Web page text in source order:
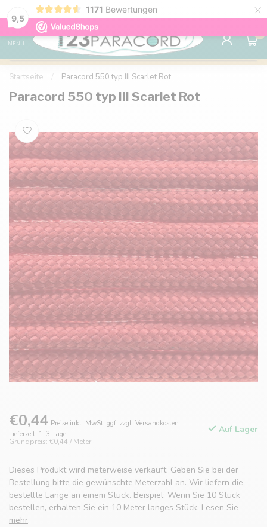
9,5
1171 Bewertungen ×
Kostenlose Lieferung nach Hause ab 150 €
MENU
0
Startseite Paracord 550 typ III Scarlet Rot
Paracord 550 typ III Scarlet Rot
€0,44 Preise inkl. MwSt. ggf. zzgl. Versandkosten.
Lieferzeit: 1-3 Tage
Grundpreis: €0,44 / Meter
Auf Lager
Dieses Produkt wird meterweise verkauft. Geben Sie bei der
Bestellung bitte die gewünschte Meterzahl an. Wir liefern die
bestellte Länge an einem Stück. Beispiel: Wenn Sie 10 Stück
bestellen, erhalten Sie ein 10 Meter langes Stück. Lesen Sie
mehr.